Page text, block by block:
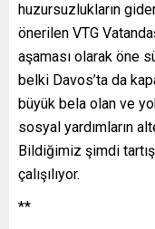
huzursuzlukların
önerilen VTG
aşaması olarak öne
belki Davos’ta da
büyük bela olan ve
sosyal yardımların
Bildiğimiz şimdi
çalışılıyor.
**